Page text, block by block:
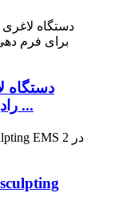
دستگاه
رادیویی برای لاغری بدن موثر ...